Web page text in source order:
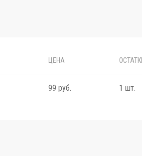
ЦЕНА
99 руб. 1 шт.